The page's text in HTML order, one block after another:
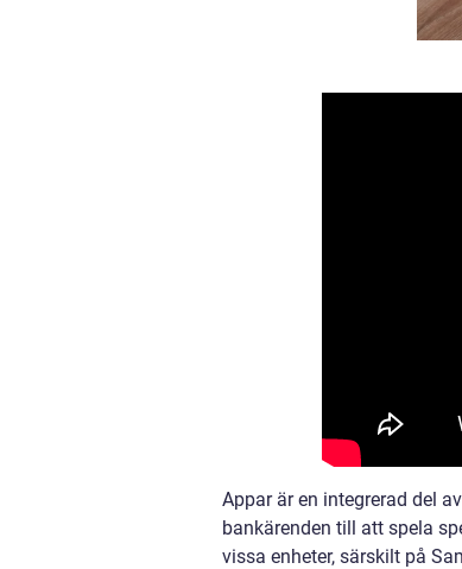
Appar är en integrerad del
bankärenden till att spela
vissa enheter, särskilt på